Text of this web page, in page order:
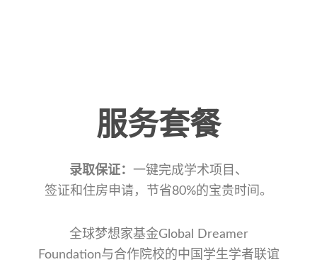
服务套餐
录取保证： 一键完成学术项目、
签证和住房申请，节省80%的宝贵时间。
全球梦想家基金Global Dreamer
Foundation与合作院校的中国学生学者联谊